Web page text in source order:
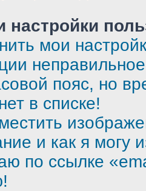
мои
пояс, но
в списке!
и как я могу
по ссылке